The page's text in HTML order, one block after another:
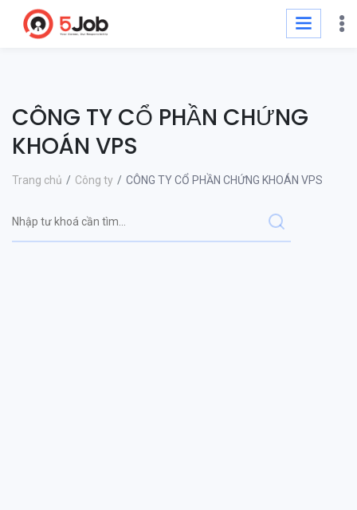
CÔNG TY CỔ PHẦN CHỨNG
KHOÁN VPS
Trang chủ Công ty CÔNG TY CỔ PHẦN CHỨNG KHOÁN VPS